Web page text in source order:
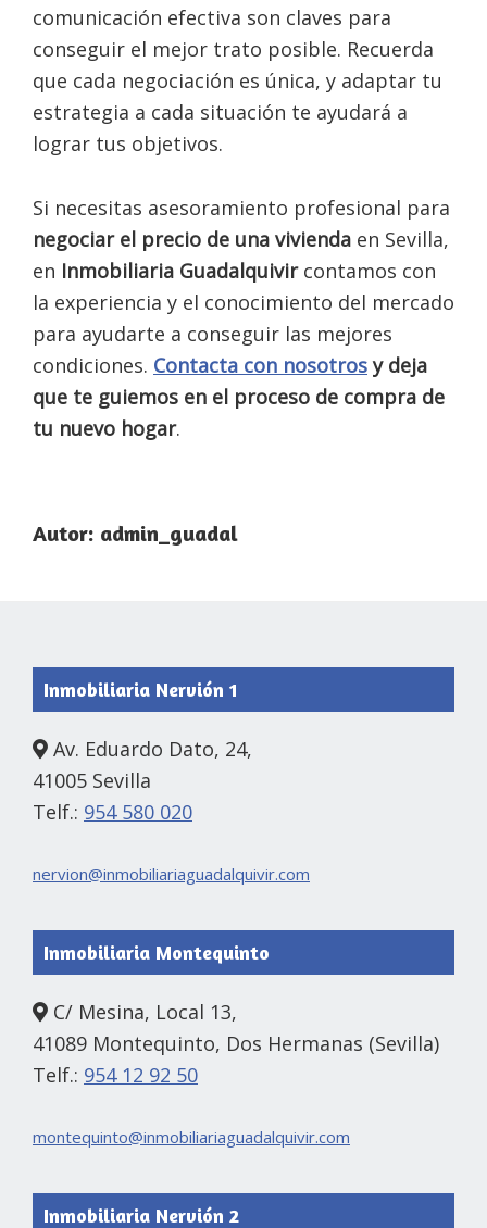
comunicación efectiva son claves para
conseguir el mejor trato posible. Recuerda
que cada negociación es única, y adaptar tu
estrategia a cada situación te ayudará a
lograr tus objetivos.
Si necesitas asesoramiento profesional para
negociar el precio de una vivienda en Sevilla,
en Inmobiliaria Guadalquivircontamos con
la experiencia y el conocimiento del mercado
para ayudarte a conseguir las mejores
condiciones. Contacta con nosotrosy deja
que te guiemos en el proceso de compra de
tu nuevo hogar.
Autor: admin_guadal
FooterInmobiliaria Nervión 1
Av. Eduardo Dato, 24,
41005 Sevilla
Telf.: 954 580 020
nervion@inmobiliariaguadalquivir.com
Inmobiliaria Montequinto
C/ Mesina, Local 13,
41089 Montequinto, Dos Hermanas (Sevilla)
Telf.: 954 12 92 50
montequinto@inmobiliariaguadalquivir.com
Inmobiliaria Nervión 2